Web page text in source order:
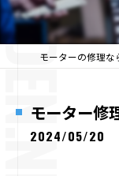
モーター修
2024/05/20